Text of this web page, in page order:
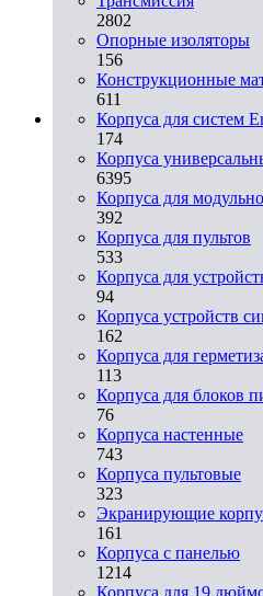
2802
Опорные изоляторы
156
Конструкционные
611
Корпуса для систем
174
Корпуса
6395
Корпуса для
392
Корпуса для пультов
533
Корпуса для
94
Корпуса устройств
162
Корпуса для
113
Корпуса для блоков
76
Корпуса настенные
743
Корпуса пультовые
323
Экранирующие
161
Корпуса с панелью
1214
Корпуса для 19